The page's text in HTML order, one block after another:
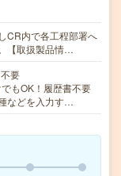
CR内で各工程部署へ
【取扱製品情…
要
もOK！履歴書不要
などを入力す…